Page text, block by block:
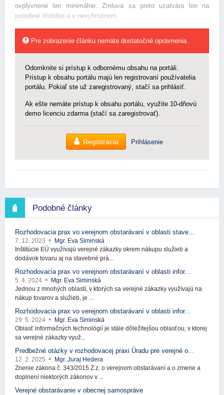
ovplyvnené len minimálne. Zmluva sa preto uzatvára len na
potrebné obdobie a v nevyhnutnom
Pre zobrazenie článku nemáte dostatočné oprávnenia.
Odomknite si prístup k odbornému obsahu na portáli.
Prístup k obsahu portálu majú len registrovaní používatelia
portálu. Pokiaľ ste už zaregistrovaný, stačí sa prihlásiť.
Ak ešte nemáte prístup k obsahu portálu, využite 10-dňovú
demo licenciu zdarma (stačí sa zaregistrovať).
Registrácia Prihlásenie
Podobné články
Rozhodovacia prax vo verejnom obstarávaní v oblasti stave...
7. 12. 2023
Mgr. Eva Siminská
Inštitúcie EÚ využívajú verejné zákazky okrem nákupu služieb a
dodávok tovaru aj na stavebné prá...
Rozhodovacia prax vo verejnom obstarávaní v oblasti infor...
5. 4. 2024
Mgr. Eva Siminská
Jednou z mnohých oblastí, v ktorých sa verejné zákazky využívajú na
nákup tovarov a služieb, je ...
Rozhodovacia prax vo verejnom obstarávaní v oblasti infor...
29. 5. 2024
Mgr. Eva Siminská
Oblasť informačných technológií je stále dôležitejšou oblasťou, v ktorej
sa verejné zákazky využ...
Predbežné otázky v rozhodovacej praxi Úradu pre verejné o...
12. 2. 2025
Mgr. Juraj Hedera
Znenie zákona č. 343/2015 Z.z. o verejnom obstarávaní a o zmene a
doplnení niektorých zákonov v ...
Verejné obstarávanie v obecnej samospráve